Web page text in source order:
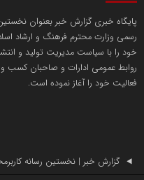
تریبون
محمدعلی کرمعلی
پایگاه خبری گزارش خبر بعنوان
رسمی وزارت محترم فرهنگ و ارشاد
خود را با سیاست مدیریت تولید و
روابط عمومی ادارات و صاحبان کسب
فعالیت خود را آغاز نموده است.
گزارش خبر | نخستین رسانه